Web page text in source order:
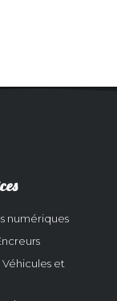
numériques
et